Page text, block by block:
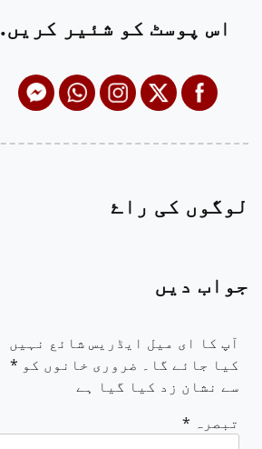
اس پوسٹ کو شئیر کریں.
لوگوں کی راۓ
جواب دیں
آپ کا ای میل ایڈریس شائع نہیں
کیا جائے گا۔ ضروری خانوں کو *
سے نشان زد کیا گیا ہے
تبصرہ *